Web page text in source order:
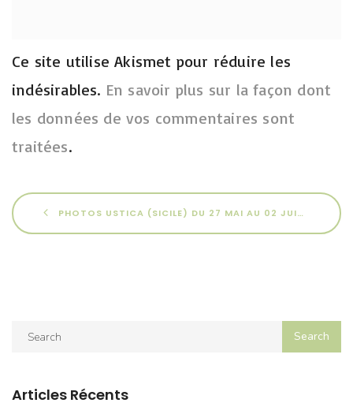
Ce site utilise Akismet pour réduire les
indésirables. En savoir plus sur la façon dont
les données de vos commentaires sont
traitées.
PHOTOS USTICA (SICILE) DU 27 MAI AU 02 JUIN 2025
Articles Récents